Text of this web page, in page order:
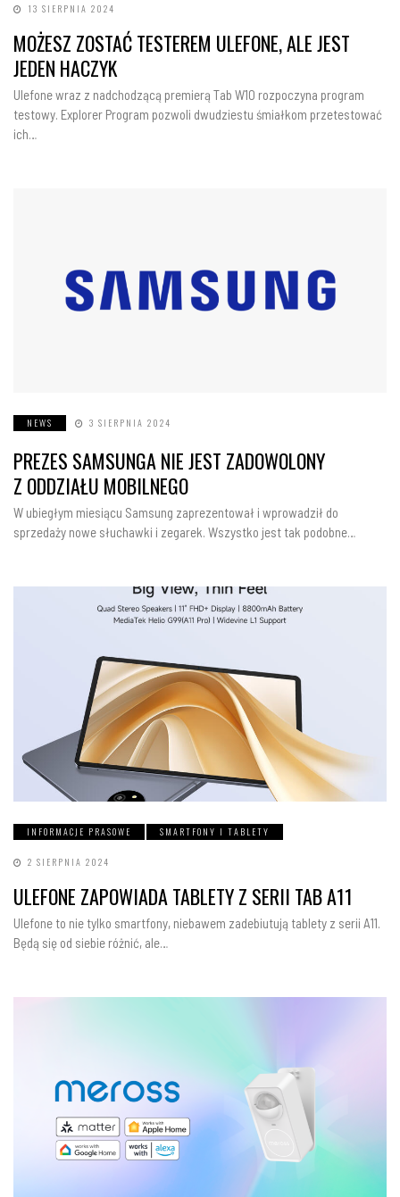
13 SIERPNIA 2024
MOŻESZ ZOSTAĆ TESTEREM ULEFONE, ALE JEST
JEDEN HACZYK
Ulefone wraz z nadchodzącą premierą Tab W10 rozpoczyna program
testowy. Explorer Program pozwoli dwudziestu śmiałkom przetestować
ich…
NEWS 3 SIERPNIA 2024
PREZES SAMSUNGA NIE JEST ZADOWOLONY
Z ODDZIAŁU MOBILNEGO
W ubiegłym miesiącu Samsung zaprezentował i wprowadził do
sprzedaży nowe słuchawki i zegarek. Wszystko jest tak podobne…
INFORMACJE PRASOWE SMARTFONY I TABLETY
2 SIERPNIA 2024
ULEFONE ZAPOWIADA TABLETY Z SERII TAB A11
Ulefone to nie tylko smartfony, niebawem zadebiutują tablety z serii A11.
Będą się od siebie różnić, ale…